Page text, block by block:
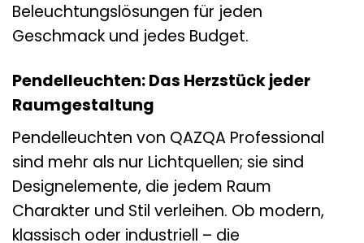
Beleuchtungslösungen für jeden
Geschmack und jedes Budget.
Pendelleuchten: Das Herzstück jeder
Raumgestaltung
Pendelleuchten von QAZQA Professional
sind mehr als nur Lichtquellen; sie sind
Designelemente, die jedem Raum
Charakter und Stil verleihen. Ob modern,
klassisch oder industriell – die